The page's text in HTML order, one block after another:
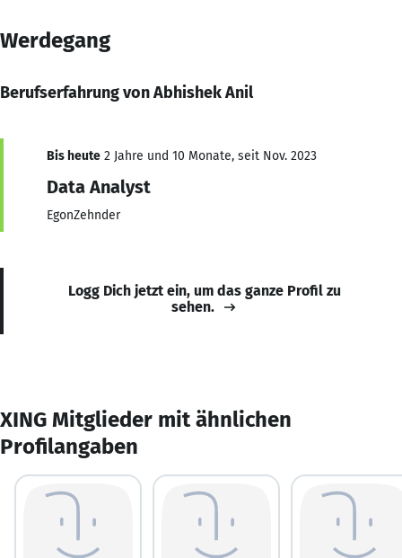
Werdegang
Berufserfahrung von Abhishek Anil
Bis heute 2 Jahre und 10 Monate, seit Nov. 2023
Data Analyst
EgonZehnder
Logg Dich jetzt ein, um das ganze Profil zu
sehen.
XING Mitglieder mit ähnlichen
Profilangaben